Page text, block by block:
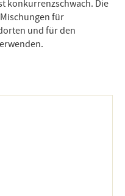
konkurrenzschwach. Die
für
und für den